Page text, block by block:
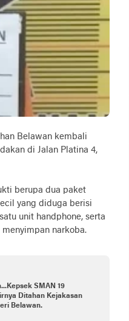
Belawan kembali
di Jalan Platina 4,
berupa dua paket
yang diduga berisi
unit handphone, serta
narkoba.
SMAN 19
Ditahan Kejakasan
Belawan.